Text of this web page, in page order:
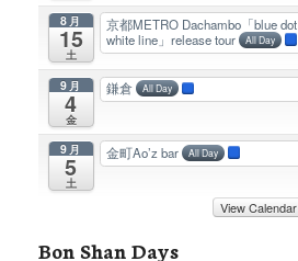
8月
15
土
京都METRO Dachambo「blue dot
white line」release tour All Day
9月
4
金
鎌倉 All Day
9月
5
土
金町Ao’z bar All Day
View Calendar
Bon Shan Days